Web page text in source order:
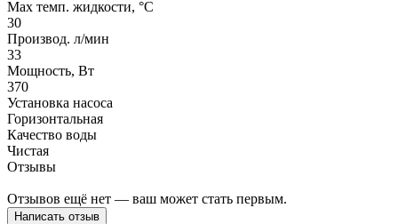
Max темп. жидкости, °С
30
Производ. л/мин
33
Мощность, Вт
370
Установка насоса
Горизонтальная
Качество воды
Чистая
Отзывы
Отзывов ещё нет — ваш может стать первым.
Написать отзыв